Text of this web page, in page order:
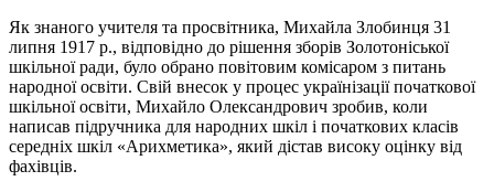
Як знаного учителя та просвітника, Михайла Злобинця 31
липня 1917 р., відповідно до рішення зборів Золотоніської
шкільної ради, було обрано повітовим комісаром з питань
народної освіти. Свій внесок у процес українізації початкової
шкільної освіти, Михайло Олександрович зробив, коли
написав підручника для народних шкіл і початкових класів
середніх шкіл «Арихметика», який дістав високу оцінку від
фахівців.